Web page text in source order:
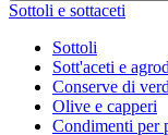
Sottoli e sottaceti
Sottoli
Sott'aceti e
Conserve di
Olive e capperi
Condimenti per